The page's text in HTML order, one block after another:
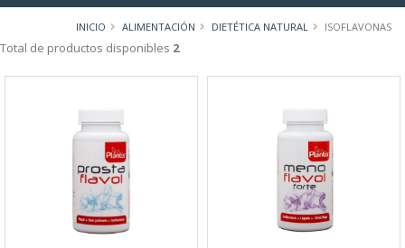
INICIO ALIMENTACIÓN DIETÉTICA NATURAL ISOFLAVONAS
Total de productos disponibles 2